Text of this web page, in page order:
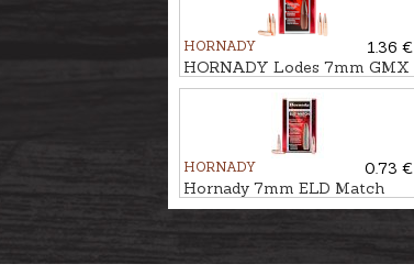
HORNADY
1.36 €
HORNADY Lodes 7mm GMX
9,7g/150gr - bezsvina
HORNADY
0.73 €
Hornady 7mm ELD Match
10,5g/162gr